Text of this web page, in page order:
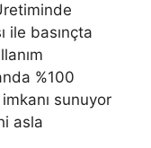
ile basınçta
%100
sunuyor
asla